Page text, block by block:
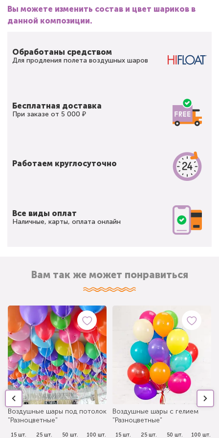
Вы можете изменить состав и цвет шариков в
данной композиции.
Обработаны средством
Для продления полета воздушных шаров
Бесплатная доставка
При заказе от 5 000 ₽
Работаем круглосуточно
Все виды оплат
Наличные, карты, оплата онлайн
Вам так же может понравиться
Воздушные шары под потолок
"Разноцветные"
15 шт. 25 шт. 50 шт. 100 шт.
Воздушные шары с гелием
"Разноцветные"
15 шт. 25 шт. 50 шт. 100 шт.